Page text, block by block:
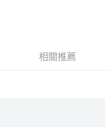
相關推薦